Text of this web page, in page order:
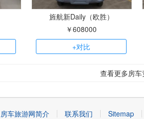
旌航新Daily（欧胜）
￥608000
+对比
查看更多房
房车旅游网简介 联系我们 Sitemap